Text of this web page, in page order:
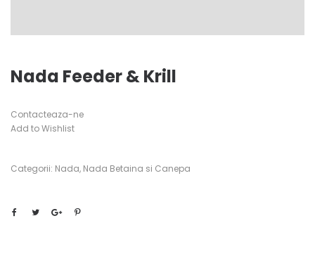
Nada Feeder & Krill
Contacteaza-ne
Add to Wishlist
Categorii: Nada, Nada Betaina si Canepa